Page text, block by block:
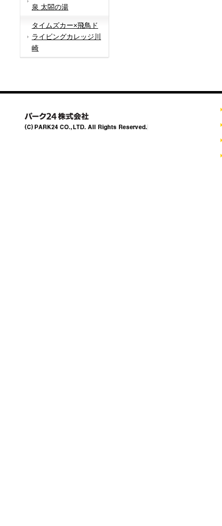
泉 太閤の湯
タイムズカー×飛鳥ド
ライビングカレッジ川
崎